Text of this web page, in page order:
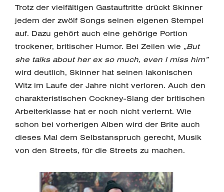
Trotz der vielfältigen Gastauftritte drückt Skinner
jedem der zwölf Songs seinen eigenen Stempel
auf. Dazu gehört auch eine gehörige Portion
trockener, britischer Humor. Bei Zeilen wie „But
she talks about her ex so much, even I miss him”
wird deutlich, Skinner hat seinen lakonischen
Witz im Laufe der Jahre nicht verloren. Auch den
charakteristischen Cockney-Slang der britischen
Arbeiterklasse hat er noch nicht verlernt. Wie
schon bei vorherigen Alben wird der Brite auch
dieses Mal dem Selbstanspruch gerecht, Musik
von den Streets, für die Streets zu machen.